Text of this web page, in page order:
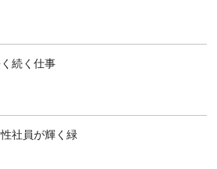
続く仕事
社員が輝く緑